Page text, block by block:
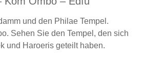
und den Philae Tempel.
Sehen Sie den Tempel, den sich
und Haroeris geteilt haben.